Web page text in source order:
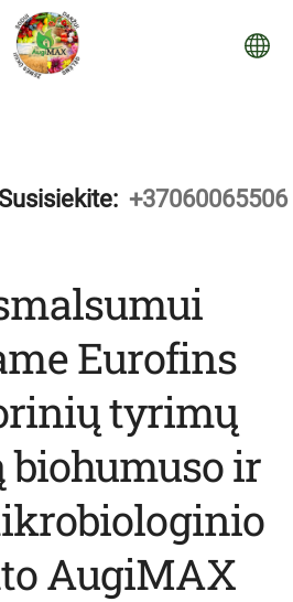
Susisiekite: +37060065506
Eurofins
tyrimų
biohumuso ir
AugiMAX